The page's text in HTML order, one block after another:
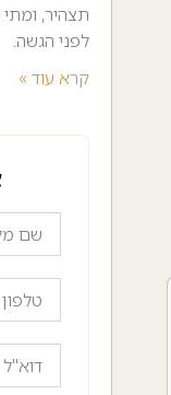
תצהיר,
לפני הגשה.
קרא עוד »